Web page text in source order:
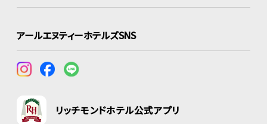
アールエヌティーホテルズSNS
リッチモンドホテル公式アプリ